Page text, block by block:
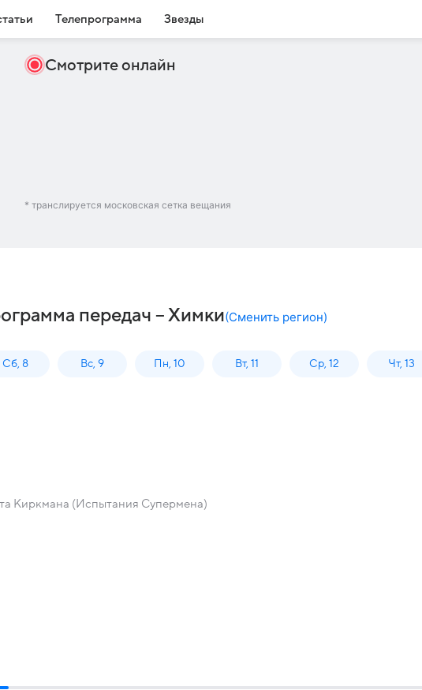
Телепрограмма Звезды
Смотрите онлайн
* транслируется московская сетка вещания
передач – Химки(Сменить регион)
Сб, 8 Вс, 9 Пн, 10 Вт, 11 Ср, 12 Чт, 13
Киркмана (Испытания Супермена)